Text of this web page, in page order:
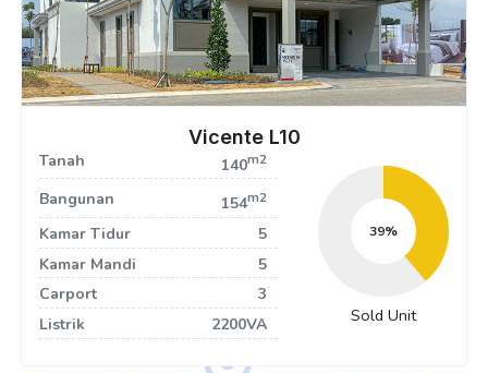
Vicente L10
Tanah 140m2
Bangunan 154m2
Kamar Tidur
5
Kamar Mandi
5
Carport
3
Listrik
2200VA
40
Sold Unit